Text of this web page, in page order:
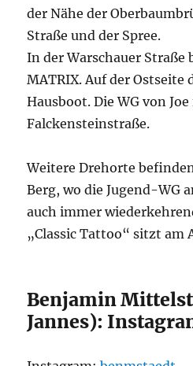
der Nähe der
Straße und der Spree.
In der Warschauer Straße
MATRIX. Auf der Ostseite
Hausboot. Die WG von
Falckensteinstraße.
Weitere Drehorte
Berg, wo die Jugend-WG
auch immer
„Classic Tattoo“ sitzt am
Benjamin
Jannes):